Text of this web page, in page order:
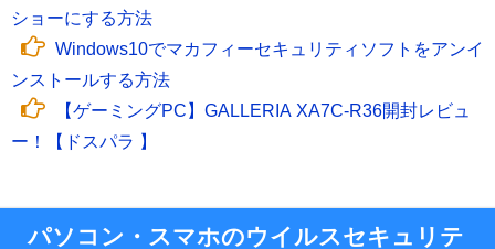
ショーにする方法
Windows10でマカフィーセキュリティソフトをアンイ
ンストールする方法
【ゲーミングPC】GALLERIA XA7C-R36開封レビュ
ー！【ドスパラ 】
パソコン・スマホのウイルスセキュリテ